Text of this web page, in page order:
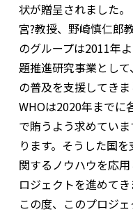
状が贈呈されました。
宮?教授、野崎慎仁郎
のグループは2011年
題推進研究事業とし
の普及を支援してきま
WHOは2020年までに
で賄うよう求めてい
ります。そうした国
関するノウハウを応
ロジェクトを進めてき
この度、このプロジ